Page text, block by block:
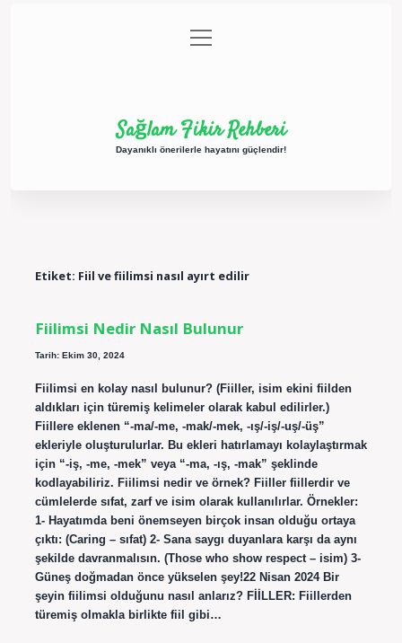
Gizlilik Politikası
menüyü
aç
Sağlam Fikir Rehberi
Dayanıklı önerilerle hayatını güçlendir!
Etiket: Fiil ve fiilimsi nasıl ayırt edilir
Fiilimsi Nedir Nasıl Bulunur
Tarih: Ekim 30, 2024
Fiilimsi en kolay nasıl bulunur? (Fiiller, isim ekini fiilden
aldıkları için türemiş kelimeler olarak kabul edilirler.)
Fiillere eklenen “-ma/-me, -mak/-mek, -ış/-iş/-uş/-üş”
ekleriyle oluşturulurlar. Bu ekleri hatırlamayı kolaylaştırmak
için “-iş, -me, -mek” veya “-ma, -ış, -mak” şeklinde
kodlayabiliriz. Fiilimsi nedir ve örnek? Fiiller fiillerdir ve
cümlelerde sıfat, zarf ve isim olarak kullanılırlar. Örnekler:
1- Hayatımda beni önemseyen birçok insan olduğu ortaya
çıktı: (Caring – sıfat) 2- Sana saygı duyanlara karşı da aynı
şekilde davranmalısın. (Those who show respect – isim) 3-
Güneş doğmadan önce yükselen şey!22 Nisan 2024 Bir
şeyin fiilimsi olduğunu nasıl anlarız? FİİLLER: Fiillerden
türemiş olmakla birlikte fiil gibi…